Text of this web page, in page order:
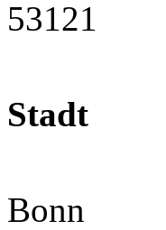
53121
Stadt
Bonn